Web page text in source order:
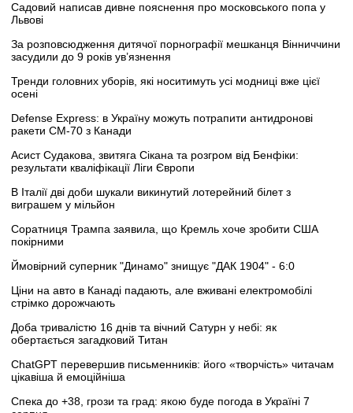
Садовий написав дивне пояснення про московського попа у
Львові
За розповсюдження дитячої порнографії мешканця Вінниччини
засудили до 9 років ув’язнення
Тренди головних уборів, які носитимуть усі модниці вже цієї
осені
Defense Express: в Україну можуть потрапити антидронові
ракети CM-70 з Канади
Асист Судакова, звитяга Сікана та розгром від Бенфіки:
результати кваліфікації Ліги Європи
В Італії дві доби шукали викинутий лотерейний білет з
виграшем у мільйон
Соратниця Трампа заявила, що Кремль хоче зробити США
покірними
Ймовірний суперник "Динамо" знищує "ДАК 1904" - 6:0
Ціни на авто в Канаді падають, але вживані електромобілі
стрімко дорожчають
Доба тривалістю 16 днів та вічний Сатурн у небі: як
обертається загадковий Титан
ChatGPT перевершив письменників: його «творчість» читачам
цікавіша й емоційніша
Спека до +38, грози та град: якою буде погода в Україні 7